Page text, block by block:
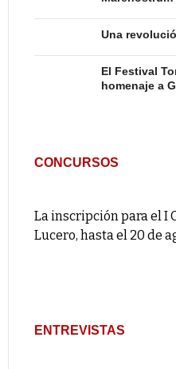
Una
El Festival
homenaje a
CONCURSOS
La inscripción para el I
Lucero, hasta el 20 de
ENTREVISTAS